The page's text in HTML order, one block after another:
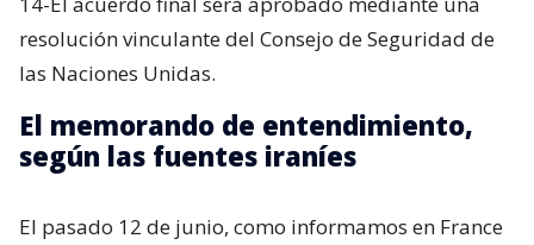
resolución vinculante del Consejo de Seguridad de
las Naciones Unidas.
El memorando de entendimiento,
según las fuentes iraníes
El pasado 12 de junio, como informamos en France